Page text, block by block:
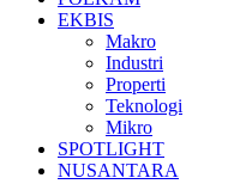
EKBIS
Makro
Industri
Properti
Teknologi
Mikro
SPOTLIGHT
NUSANTARA